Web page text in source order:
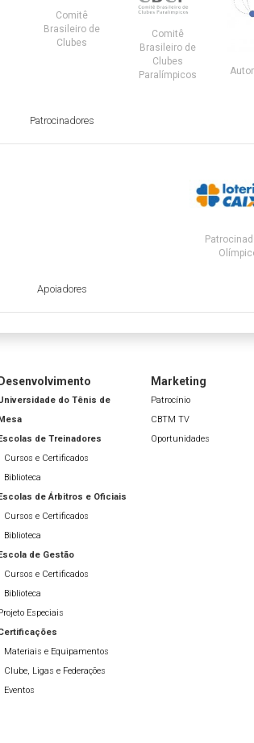
Comitê
Brasileiro de
Clubes
Comitê
Brasileiro de
Clubes
Paralímpicos
Patrocinadores
Apoiadores
Desenvolvimento
do Tênis de
Mesa
Escolas de Treinadores
Cursos e Certificados
Biblioteca
Escolas de Árbitros e Oficiais
Cursos e Certificados
Biblioteca
Escola de Gestão
Cursos e Certificados
Biblioteca
Especiais
Materiais e Equipamentos
Clube, Ligas e Federações
Eventos
Marketing
Patrocínio
CBTM TV
Oportunidades